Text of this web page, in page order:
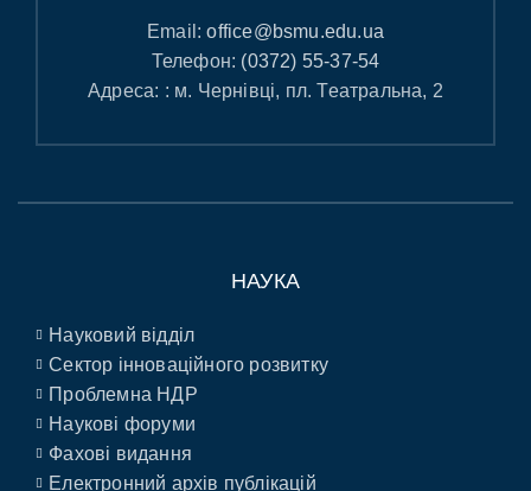
Email:office@bsmu.edu.ua
Телефон: (0372) 55-37-54
Адреса: : м. Чернівці, пл. Театральна, 2
НАУКА
Науковий відділ
Сектор інноваційного розвитку
Проблемна НДР
Наукові форуми
Фахові видання
Електронний архів публікацій